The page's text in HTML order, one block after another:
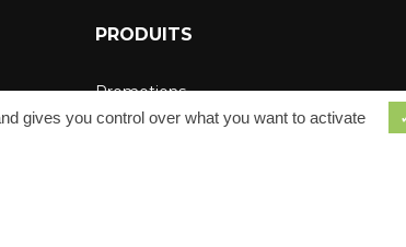
PRODUITS
Promotions
Meilleures ventes
gives you control over what you want to activate